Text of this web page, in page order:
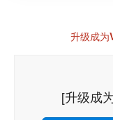
升级成为
[升级成